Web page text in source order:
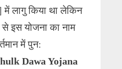
लागु किया था लेकिन
इस योजना का नाम
में पुन:
Dawa Yojana